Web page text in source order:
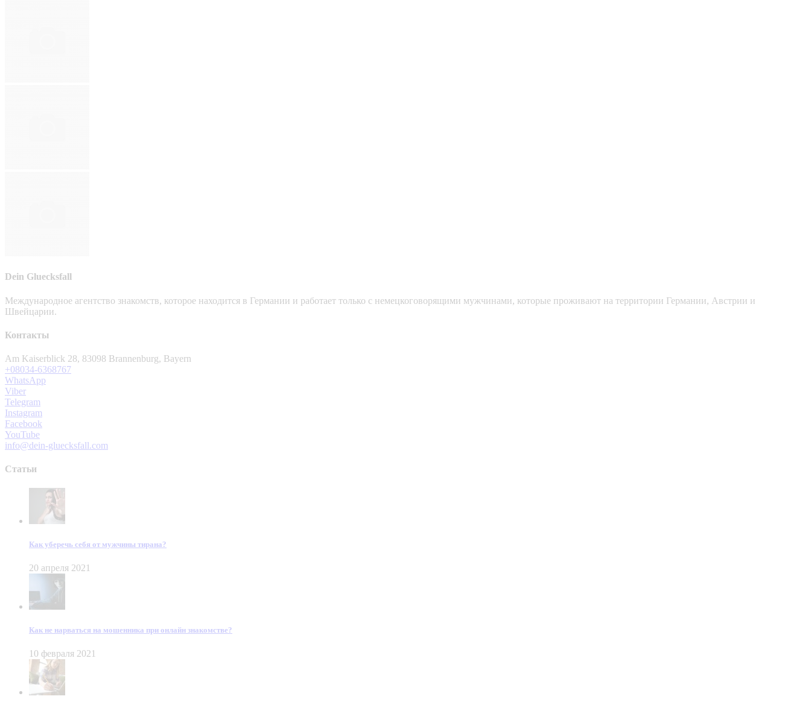
Dein Gluecksfall
Международное агентство знакомств, которое находится в Германии и работает только с немецкоговорящими мужчинами, которые проживают на территории Германии, Австрии и
Швейцарии.
Контакты
Am Kaiserblick 28, 83098 Brannenburg, Bayern
+08034-6368767
WhatsApp
Viber
Telegram
Instagram
Facebook
YouTube
info@dein-gluecksfall.com
Статьи
Как уберечь себя от мужчины тирана?
20 апреля 2021
Как не нарваться на мошенника при онлайн знакомстве?
10 февраля 2021